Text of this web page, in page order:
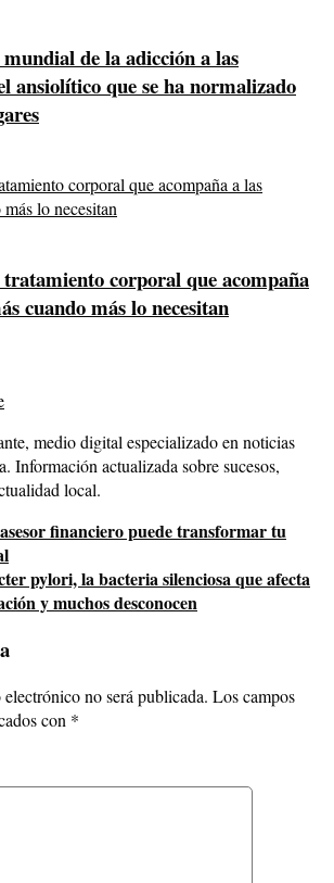
de la adicción a las
ansiolítico que se ha normalizado
corporal que acompaña
cuando más lo necesitan
medio digital especializado en noticias
Información actualizada sobre sucesos,
local.
financiero puede transformar tu
pylori, la bacteria silenciosa que afecta
y muchos desconocen
no será publicada. Los campos
con *